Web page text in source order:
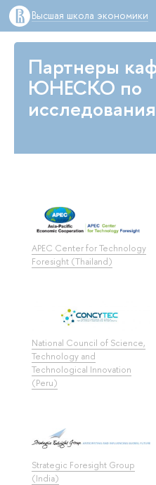
Высшая школа экономики
Партнеры
ЮНЕСКО по
APEC Center for Technology
Foresight (Thailand)
National Council of Science,
Technology and
Technological Innovation
(Peru)
Strategic Foresight Group
(India)